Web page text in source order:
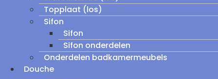
Topplaat (los)
Sifon
Sifon
Sifon onderdelen
Onderdelen badkamermeubels
Douche